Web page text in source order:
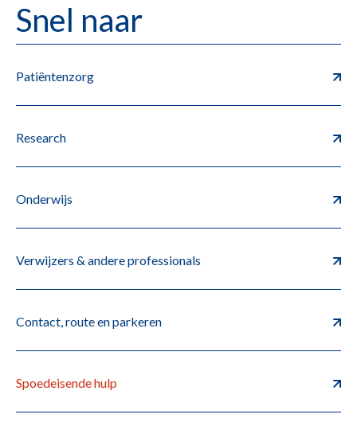
Snel naar
Patiëntenzorg
Research
Onderwijs
Verwijzers & andere professionals
Contact, route en parkeren
Spoedeisende hulp